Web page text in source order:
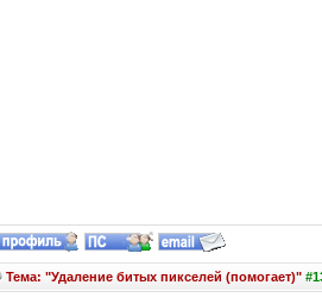
Тема: "Удаление битых пикселей (помогает)"